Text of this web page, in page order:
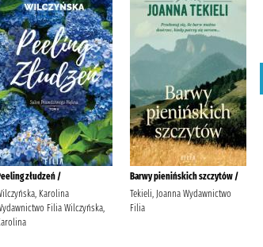
złudzeń /
Karolina
Filia Wilczyńska,
Barwy pienińskich szczytów /
Tekieli, Joanna Wydawnictwo
Filia